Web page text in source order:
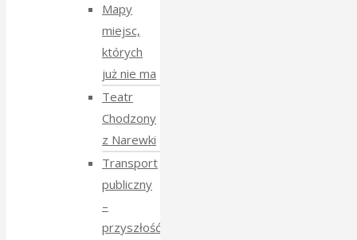
Mapy
miejsc,
których
już nie ma
Teatr
Chodzony
z Narewki
Transport
publiczny
–
przyszłość